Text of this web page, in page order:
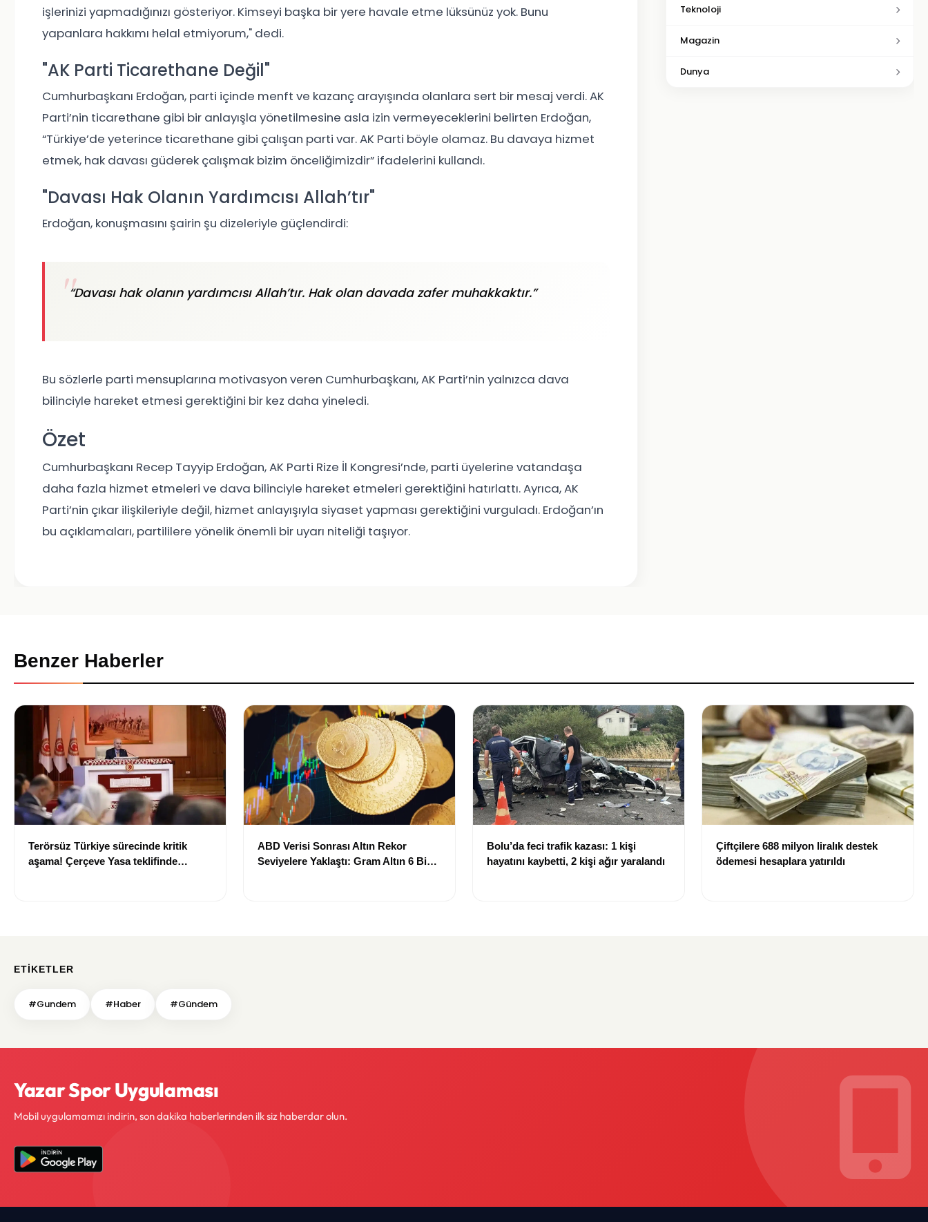
işlerinizi yapmadığınızı gösteriyor. Kimseyi başka bir yere havale etme lüksünüz yok. Bunu
yapanlara hakkımı helal etmiyorum," dedi.
"AK Parti Ticarethane Değil"
Cumhurbaşkanı Erdoğan, parti içinde menft ve kazanç arayışında olanlara sert bir mesaj verdi. AK
Parti’nin ticarethane gibi bir anlayışla yönetilmesine asla izin vermeyeceklerini belirten Erdoğan,
“Türkiye’de yeterince ticarethane gibi çalışan parti var. AK Parti böyle olamaz. Bu davaya hizmet
etmek, hak davası güderek çalışmak bizim önceliğimizdir” ifadelerini kullandı.
"Davası Hak Olanın Yardımcısı Allah’tır"
Erdoğan, konuşmasını şairin şu dizeleriyle güçlendirdi:
“Davası hak olanın yardımcısı Allah’tır. Hak olan davada zafer muhakkaktır.”
Bu sözlerle parti mensuplarına motivasyon veren Cumhurbaşkanı, AK Parti’nin yalnızca dava
bilinciyle hareket etmesi gerektiğini bir kez daha yineledi.
Özet
Cumhurbaşkanı Recep Tayyip Erdoğan, AK Parti Rize İl Kongresi’nde, parti üyelerine vatandaşa
daha fazla hizmet etmeleri ve dava bilinciyle hareket etmeleri gerektiğini hatırlattı. Ayrıca, AK
Parti’nin çıkar ilişkileriyle değil, hizmet anlayışıyla siyaset yapması gerektiğini vurguladı. Erdoğan’ın
bu açıklamaları, partililere yönelik önemli bir uyarı niteliği taşıyor.
Teknoloji
Magazin
Dunya
Benzer Haberler
Terörsüz Türkiye sürecinde kritik
aşama! Çerçeve Yasa teklifinde
ABD Verisi Sonrası Altın Rekor
Seviyelere Yaklaştı: Gram Altın 6 Bin
Bolu’da feci trafik kazası: 1 kişi
hayatını kaybetti, 2 kişi ağır yaralandı
Çiftçilere 688 milyon liralık destek
ödemesi hesaplara yatırıldı
ETIKETLER
#Gundem #Haber #Gündem
Yazar Spor Uygulaması
Mobil uygulamamızı indirin, son dakika haberlerinden ilk siz haberdar olun.